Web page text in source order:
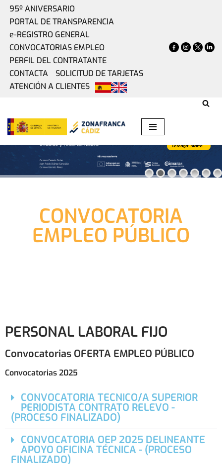
95º ANIVERSARIO
PORTAL DE TRANSPARENCIA
e-REGISTRO GENERAL
CONVOCATORIAS EMPLEO
PERFIL DEL CONTRATANTE
CONTACTA
SOLICITUD DE TARJETAS
ATENCIÓN A CLIENTES
Descargar informe
CONVOCATORIA
EMPLEO PÚBLICO
PERSONAL LABORAL FIJO
Convocatorias OFERTA EMPLEO PÚBLICO
Convocatorias 2025
CONVOCATORIA TECNICO/A SUPERIOR
PERIODISTA CONTRATO RELEVO -
(PROCESO FINALIZADO)
CONVOCATORIA OEP 2025 DELINEANTE
APOYO OFICINA TÉCNICA - (PROCESO
FINALIZADO)